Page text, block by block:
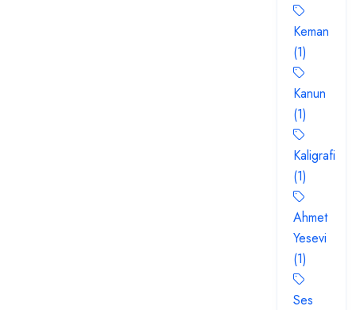
Keman
(1)
Kanun
(1)
Kaligrafi
(1)
Ahmet
Yesevi
(1)
Ses